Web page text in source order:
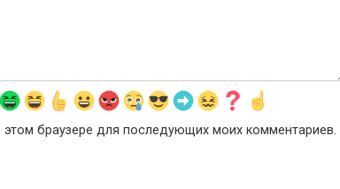
браузере для последующих моих комментариев.